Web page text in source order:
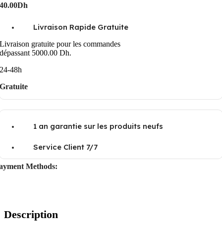
40.00Dh
Livraison Rapide Gratuite
Livraison gratuite pour les commandes
dépassant 5000.00 Dh.
24-48h
Gratuite
1 an garantie sur les produits neufs
Service Client 7/7
Methods:
Description